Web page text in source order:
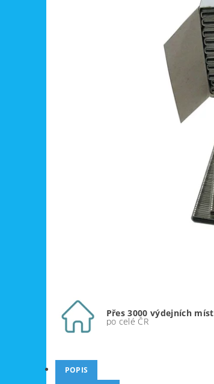
Přes 3000 výdejních míst
po celé ČR
POPIS